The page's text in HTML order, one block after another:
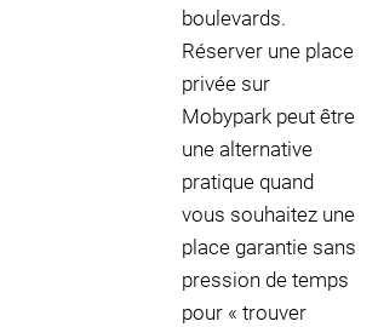
boulevards.
Réserver une place
privée sur
Mobypark peut être
une alternative
pratique quand
vous souhaitez une
place garantie sans
pression de temps
pour « trouver